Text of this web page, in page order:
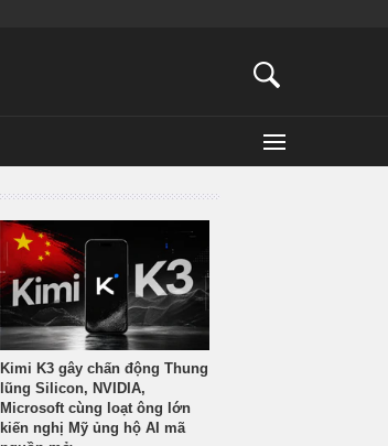
Kimi K3 gây chấn động Thung
lũng Silicon, NVIDIA,
Microsoft cùng loạt ông lớn
kiến nghị Mỹ ủng hộ AI mã